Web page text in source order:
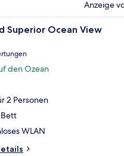
Anzeige
auf Palmen.
einem Nachttisch, einem
Ein
Superior Ocean View
den Ozean
2 Personen
WLAN